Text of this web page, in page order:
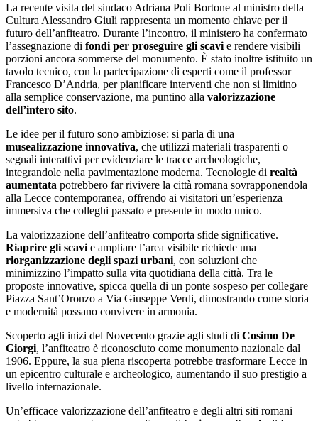
La recente visita del sindaco Adriana Poli Bortone al ministro della
Cultura Alessandro Giuli rappresenta un momento chiave per il
futuro dell’anfiteatro. Durante l’incontro, il ministero ha confermato
l’assegnazione di fondi per proseguire gli scavi e rendere visibili
porzioni ancora sommerse del monumento. È stato inoltre istituito un
tavolo tecnico, con la partecipazione di esperti come il professor
Francesco D’Andria, per pianificare interventi che non si limitino
alla semplice conservazione, ma puntino alla valorizzazione
dell’intero sito.
Le idee per il futuro sono ambiziose: si parla di una
musealizzazione innovativa, che utilizzi materiali trasparenti o
segnali interattivi per evidenziare le tracce archeologiche,
integrandole nella pavimentazione moderna. Tecnologie di realtà
aumentata potrebbero far rivivere la città romana sovrapponendola
alla Lecce contemporanea, offrendo ai visitatori un’esperienza
immersiva che colleghi passato e presente in modo unico.
La valorizzazione dell’anfiteatro comporta sfide significative.
Riaprire gli scavi e ampliare l’area visibile richiede una
riorganizzazione degli spazi urbani, con soluzioni che
minimizzino l’impatto sulla vita quotidiana della città. Tra le
proposte innovative, spicca quella di un ponte sospeso per collegare
Piazza Sant’Oronzo a Via Giuseppe Verdi, dimostrando come storia
e modernità possano convivere in armonia.
Scoperto agli inizi del Novecento grazie agli studi di Cosimo De
Giorgi, l’anfiteatro è riconosciuto come monumento nazionale dal
1906. Eppure, la sua piena riscoperta potrebbe trasformare Lecce in
un epicentro culturale e archeologico, aumentando il suo prestigio a
livello internazionale.
Un’efficace valorizzazione dell’anfiteatro e degli altri siti romani